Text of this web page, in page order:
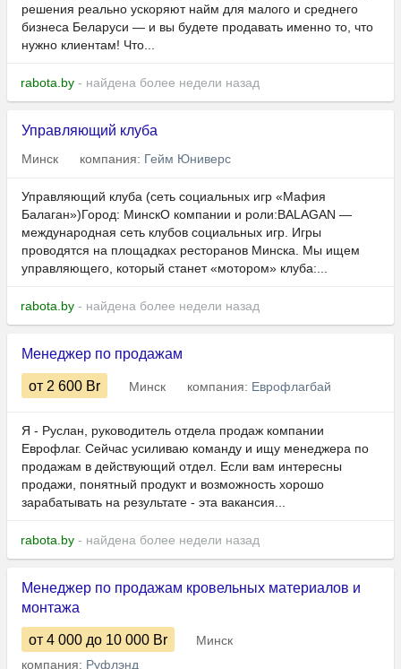
решения реально ускоряют найм для малого и среднего
бизнеса Беларуси — и вы будете продавать именно то, что
нужно клиентам! Что...
rabota.by - найдена более недели назад
Управляющий клуба
Минск компания: Гейм Юниверс
Управляющий клуба (сеть социальных игр «Мафия
Балаган»)Город: МинскО компании и роли:BALAGAN —
международная сеть клубов социальных игр. Игры
проводятся на площадках ресторанов Минска. Мы ищем
управляющего, который станет «мотором» клуба:...
rabota.by - найдена более недели назад
Менеджер по продажам
от 2 600 Br Минск компания: Еврофлагбай
Я - Руслан, руководитель отдела продаж компании
Еврофлаг. Сейчас усиливаю команду и ищу менеджера по
продажам в действующий отдел. Если вам интересны
продажи, понятный продукт и возможность хорошо
зарабатывать на результате - эта вакансия...
rabota.by - найдена более недели назад
Менеджер по продажам кровельных материалов и
монтажа
от 4 000 до 10 000 Br
Минск
компания: Руфлэнд